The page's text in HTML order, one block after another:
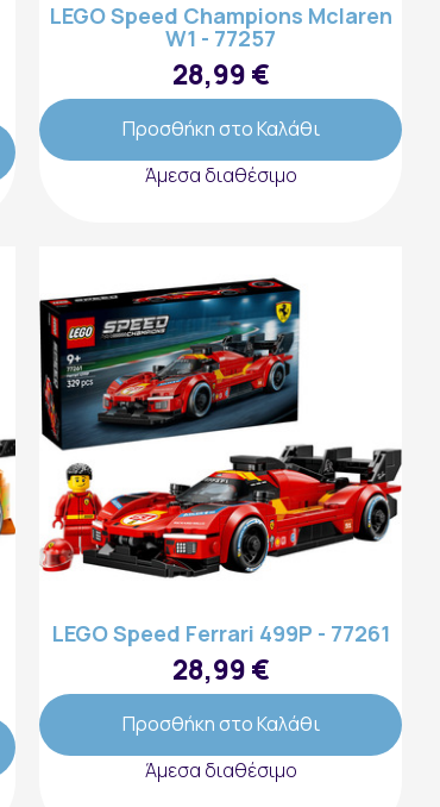
LEGO Speed Champions Mclaren
W1 - 77257
28,99 €
Προσθήκη στο Καλάθι
Άμεσα διαθέσιμο
LEGO Speed Ferrari 499P - 77261
28,99 €
Προσθήκη στο Καλάθι
Άμεσα διαθέσιμο